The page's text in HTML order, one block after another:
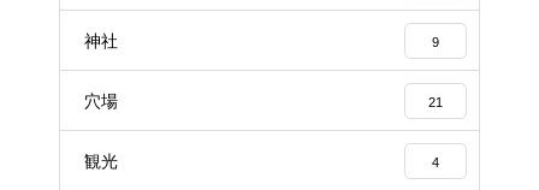
神社 9
穴場 21
観光 4